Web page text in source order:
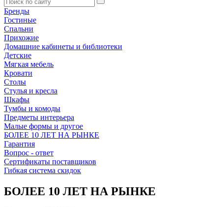
Бренды
Гостиные
Спальни
Прихожие
Домашние кабинеты и библиотеки
Детские
Мягкая мебель
Кровати
Столы
Стулья и кресла
Шкафы
Тумбы и комоды
Предметы интерьера
Малые формы и другое
БОЛЕЕ 10 ЛЕТ НА РЫНКЕ
Гарантия
Вопрос - ответ
Сертификаты поставщиков
Гибкая система скидок
БОЛЕЕ 10 ЛЕТ НА РЫНКЕ